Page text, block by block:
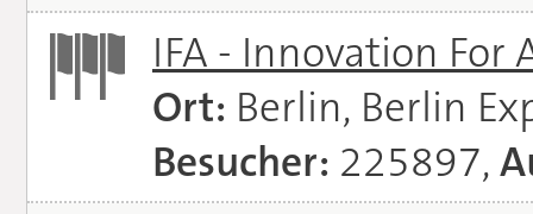
IFA - Innovation For
Ort: Berlin, Berlin
Besucher: 225897,